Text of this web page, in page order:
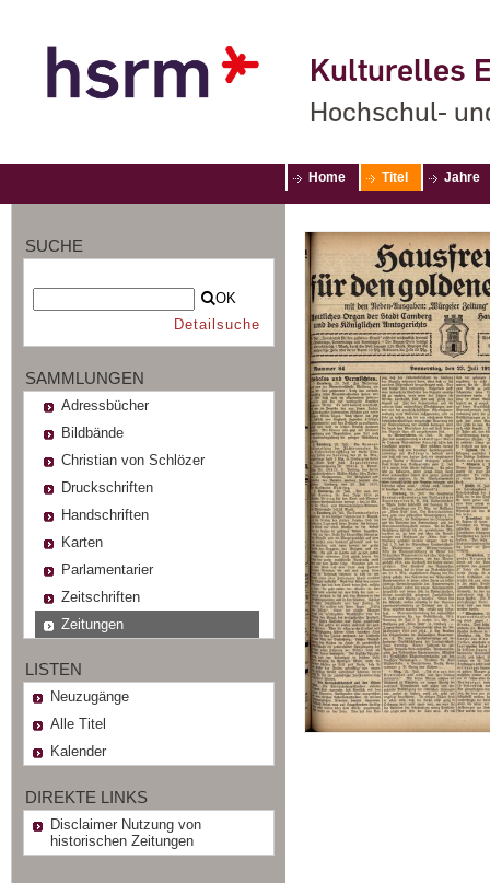
Kulturelles
Hochschul-
Home Titel Jahre
SUCHE
OK
Detailsuche
SAMMLUNGEN
Adressbücher
Bildbände
Christian von Schlözer
Druckschriften
Handschriften
Karten
Parlamentarier
Zeitschriften
Zeitungen
LISTEN
Neuzugänge
Alle Titel
Kalender
DIREKTE LINKS
Disclaimer Nutzung von
historischen Zeitungen